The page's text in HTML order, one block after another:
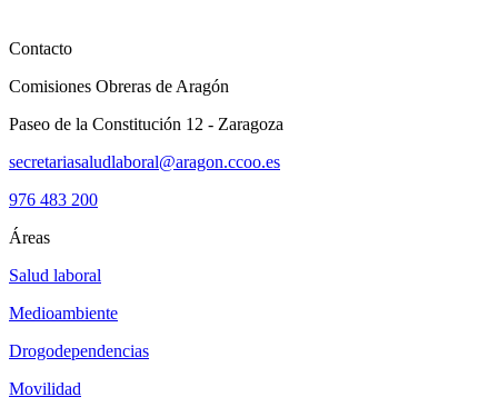
Contacto
Comisiones Obreras de Aragón
Paseo de la Constitución 12 - Zaragoza
secretariasaludlaboral@aragon.ccoo.es
976 483 200
Áreas
Salud laboral
Medioambiente
Drogodependencias
Movilidad